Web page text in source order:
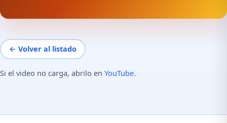
← Volver al listado
Si el video no carga, abrilo en YouTube.